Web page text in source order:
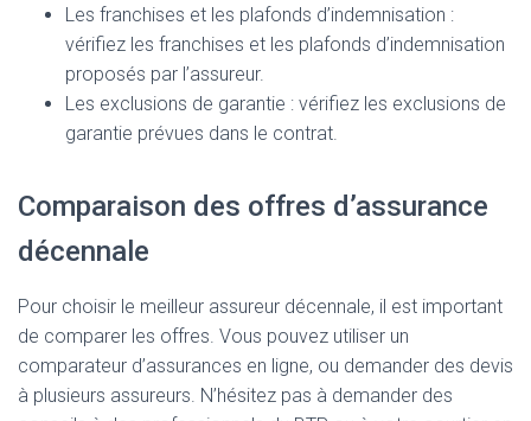
Les franchises et les plafonds d’indemnisation :
vérifiez les franchises et les plafonds d’indemnisation
proposés par l’assureur.
Les exclusions de garantie : vérifiez les exclusions de
garantie prévues dans le contrat.
Comparaison des offres d’assurance
décennale
Pour choisir le meilleur assureur décennale, il est important
de comparer les offres. Vous pouvez utiliser un
comparateur d’assurances en ligne, ou demander des devis
à plusieurs assureurs. N’hésitez pas à demander des